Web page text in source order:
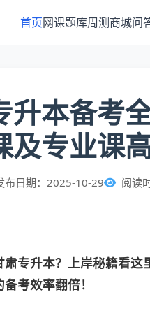
首页网课题库周测商城问
升本备考
及专业课
布日期：2025-10-29 阅读
专升本？上岸秘籍看这
考效率翻倍！